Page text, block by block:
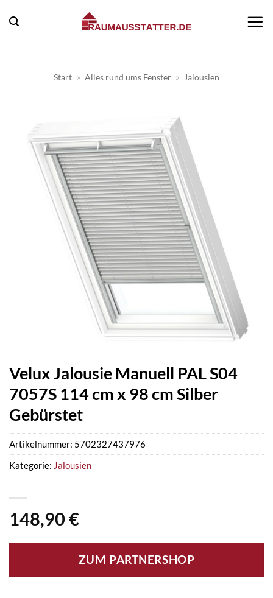
Inhalt
Start » Alles rund ums Fenster » Jalousien
Velux Jalousie Manuell PAL S04
7057S 114 cm x 98 cm Silber
Gebürstet
148,90 €
ZUM PARTNERSHOP
Artikelnummer: 5702327437976
Kategorie: Jalousien